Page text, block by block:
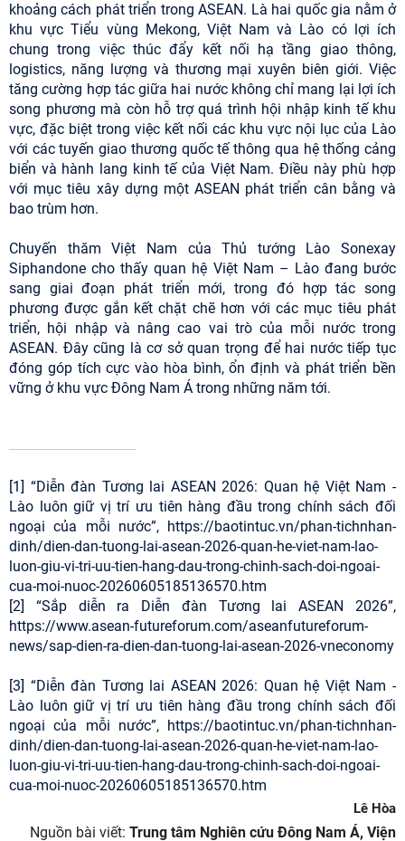
khoảng cách phát triển trong ASEAN. Là hai quốc gia nằm ở
khu vực Tiểu vùng Mekong, Việt Nam và Lào có lợi ích
chung trong việc thúc đẩy kết nối hạ tầng giao thông,
logistics, năng lượng và thương mại xuyên biên giới. Việc
tăng cường hợp tác giữa hai nước không chỉ mang lại lợi ích
song phương mà còn hỗ trợ quá trình hội nhập kinh tế khu
vực, đặc biệt trong việc kết nối các khu vực nội lục của Lào
với các tuyến giao thương quốc tế thông qua hệ thống cảng
biển và hành lang kinh tế của Việt Nam. Điều này phù hợp
với mục tiêu xây dựng một ASEAN phát triển cân bằng và
bao trùm hơn.
Chuyến thăm Việt Nam của Thủ tướng Lào Sonexay
Siphandone cho thấy quan hệ Việt Nam – Lào đang bước
sang giai đoạn phát triển mới, trong đó hợp tác song
phương được gắn kết chặt chẽ hơn với các mục tiêu phát
triển, hội nhập và nâng cao vai trò của mỗi nước trong
ASEAN. Đây cũng là cơ sở quan trọng để hai nước tiếp tục
đóng góp tích cực vào hòa bình, ổn định và phát triển bền
vững ở khu vực Đông Nam Á trong những năm tới.
[1] “Diễn đàn Tương lai ASEAN 2026: Quan hệ Việt Nam -
Lào luôn giữ vị trí ưu tiên hàng đầu trong chính sách đối
ngoại của mỗi nước”, https://baotintuc.vn/phan-tichnhan-
dinh/dien-dan-tuong-lai-asean-2026-quan-he-viet-nam-lao-
luon-giu-vi-tri-uu-tien-hang-dau-trong-chinh-sach-doi-ngoai-
cua-moi-nuoc-20260605185136570.htm
[2] “Sắp diễn ra Diễn đàn Tương lai ASEAN 2026”,
https://www.asean-futureforum.com/aseanfutureforum-
news/sap-dien-ra-dien-dan-tuong-lai-asean-2026-vneconomy
[3] “Diễn đàn Tương lai ASEAN 2026: Quan hệ Việt Nam -
Lào luôn giữ vị trí ưu tiên hàng đầu trong chính sách đối
ngoại của mỗi nước”, https://baotintuc.vn/phan-tichnhan-
dinh/dien-dan-tuong-lai-asean-2026-quan-he-viet-nam-lao-
luon-giu-vi-tri-uu-tien-hang-dau-trong-chinh-sach-doi-ngoai-
cua-moi-nuoc-20260605185136570.htm
Lê Hòa
Nguồn bài viết: Trung tâm Nghiên cứu Đông Nam Á, Viện